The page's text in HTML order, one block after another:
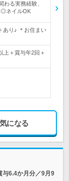
わる実務経験、
◎ネイルOK
あり♪ ＊お住まい
＋賞与年2回＋
気になる
与6.4か月分／9月9